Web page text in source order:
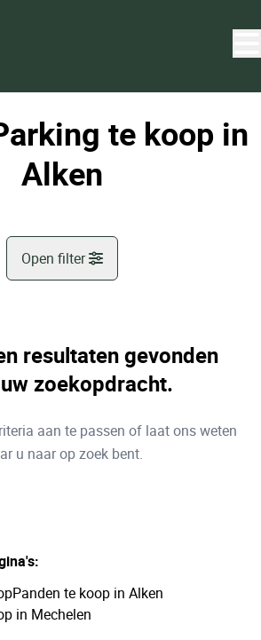
te koop in
Alken
Open filter
Kaartweergave
op
resultaten gevonden
zoekopdracht.
aan te passen of laat ons weten
u naar op zoek bent.
:
Panden te koop in Alken
in Mechelen